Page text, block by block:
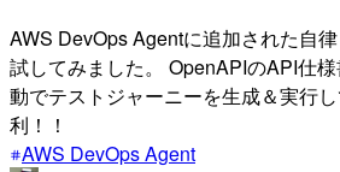
AWS DevOps Agentに追加された自
試してみました。 OpenAPIのAPI仕
動でテストジャーニーを生成＆実行
利！！
AWS DevOps Agent